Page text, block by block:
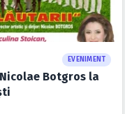
EVENIMENT
Botgros la